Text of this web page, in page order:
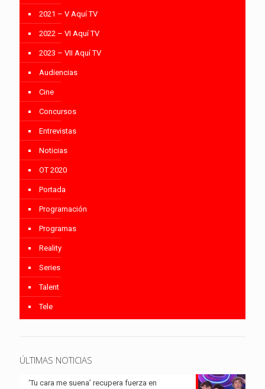
2021 – V Aquí TV
2022 – VI Aquí TV
2023 – VII Aquí TV
Audiencias
Cine
Concursos
Entrevistas
Noticias
OT 2020
Portada
Programación
Programas
Reality
Series
Talent
Tele
ÚLTIMAS NOTICIAS
‘Tu cara me suena’ recupera fuerza en